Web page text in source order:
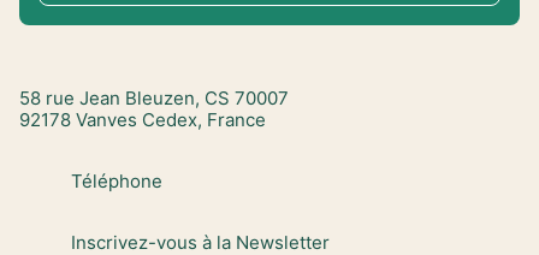
58 rue Jean Bleuzen, CS 70007
92178 Vanves Cedex, France
Téléphone
Inscrivez-vous à la Newsletter